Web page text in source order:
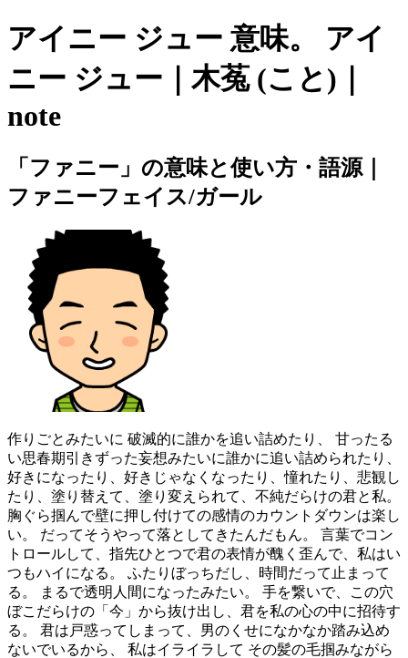
アイニー ジュー 意味。 アイ
ニー ジュー｜木菟 (こと)｜
note
「ファニー」の意味と使い方・語源｜
ファニーフェイス/ガール
作りごとみたいに 破滅的に誰かを追い詰めたり、 甘ったる
い思春期引きずった妄想みたいに誰かに追い詰められたり、
好きになったり、好きじゃなくなったり、憧れたり、悲観し
たり、塗り替えて、塗り変えられて、不純だらけの君と私。
胸ぐら掴んで壁に押し付けての感情のカウントダウンは楽し
い。 だってそうやって落としてきたんだもん。 言葉でコン
トロールして、指先ひとつで君の表情が醜く歪んで、私はい
つもハイになる。 ふたりぼっちだし、時間だって止まって
る。 まるで透明人間になったみたい。 手を繋いで、この穴
ぼこだらけの「今」から抜け出し、君を私の心の中に招待す
る。 君は戸惑ってしまって、男のくせになかなか踏み込め
ないでいるから、 私はイライラして その髪の毛掴みながら